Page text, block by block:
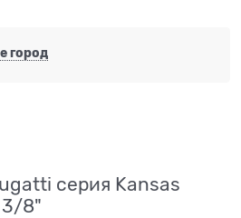
город
серия Kansas
3/8"